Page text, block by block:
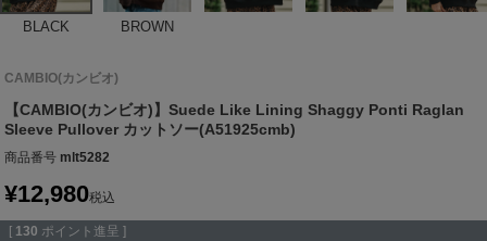
BLACK BROWN
CAMBIO(カンビオ)
【CAMBIO(カンビオ)】Suede Like Lining Shaggy Ponti Raglan
Sleeve Pullover カットソー(A51925cmb)
商品番号 mlt5282
¥12,980税込
[ 130 ポイント進呈 ]